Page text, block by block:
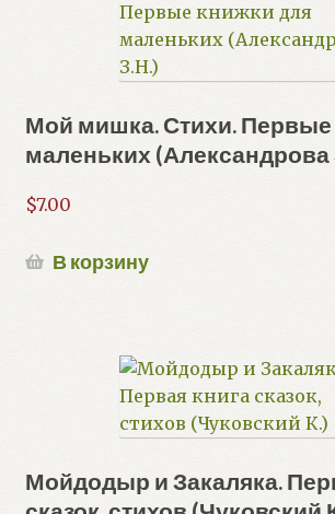
Мой мишка. Стихи. Первые
маленьких (Александрова
$7.00
В корзину
Мойдодыр и Закаляка.